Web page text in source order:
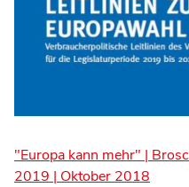
"Europa kann mehr" |
2019 | Oktober 2018